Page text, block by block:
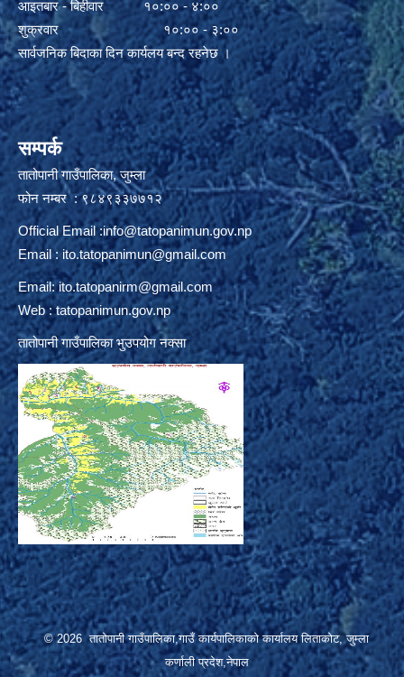
आइतबार - बिहीवार १०:०० - ४:००
शुक्रवार १०:०० - ३:००
सार्वजनिक बिदाका दिन कार्यलय बन्द रहनेछ ।
सम्पर्क
तातोपानी गाउँपालिका, जुम्ला
फोन नम्बर : ९८४९३३७७१२
Official Email :info@tatopanimun.gov.np
Email :ito.tatopanimun@gmail.com
Email:ito.tatopanirm@gmail.com
Web : tatopanimun.gov.np
तातोपानी गाउँपालिका भुउपयोग नक्सा
© 2026 तातोपानी गाउँपालिका,गाउँ कार्यपालिकाको कार्यालय लिताकोट, जुम्ला
कर्णाली प्रदेश,नेपाल